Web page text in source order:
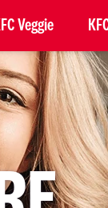
Veggie